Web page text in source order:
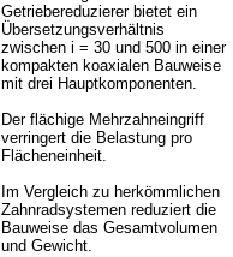
Getriebereduzierer bietet ein
Übersetzungsverhältnis
zwischen i = 30 und 500 in einer
kompakten koaxialen Bauweise
mit drei Hauptkomponenten.
Der flächige Mehrzahneingriff
verringert die Belastung pro
Flächeneinheit.
Im Vergleich zu herkömmlichen
Zahnradsystemen reduziert die
Bauweise das Gesamtvolumen
und Gewicht.